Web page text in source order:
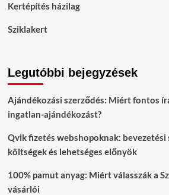
Kertépítés házilag
Sziklakert
Legutóbbi bejegyzések
Ajándékozási szerződés: Miért fontos
ingatlan-ajándékozást?
Qvik fizetés webshopoknak: bevezetési
költségek és lehetséges előnyök
100% pamut anyag: Miért válasszák a
vásárlói